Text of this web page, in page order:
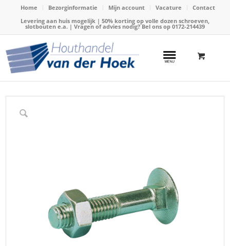
Home Bezorginformatie Mijn account Vacature
Contact
Levering aan huis mogelijk | 50% korting op volle dozen schroeven,
slotbouten e.a. | Vragen of advies nodig? Bel ons op 0172-214439
Home / Webshop / Slotbouten en houtdraadbouten
Slotbouten elektrolytisch verzinkt / Slotbout e. verzinkt 6x 25(stuks)